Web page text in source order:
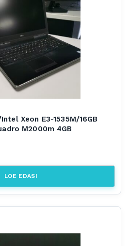
Xeon E3-1535M/16GB
M2000m 4GB
LOE EDASI